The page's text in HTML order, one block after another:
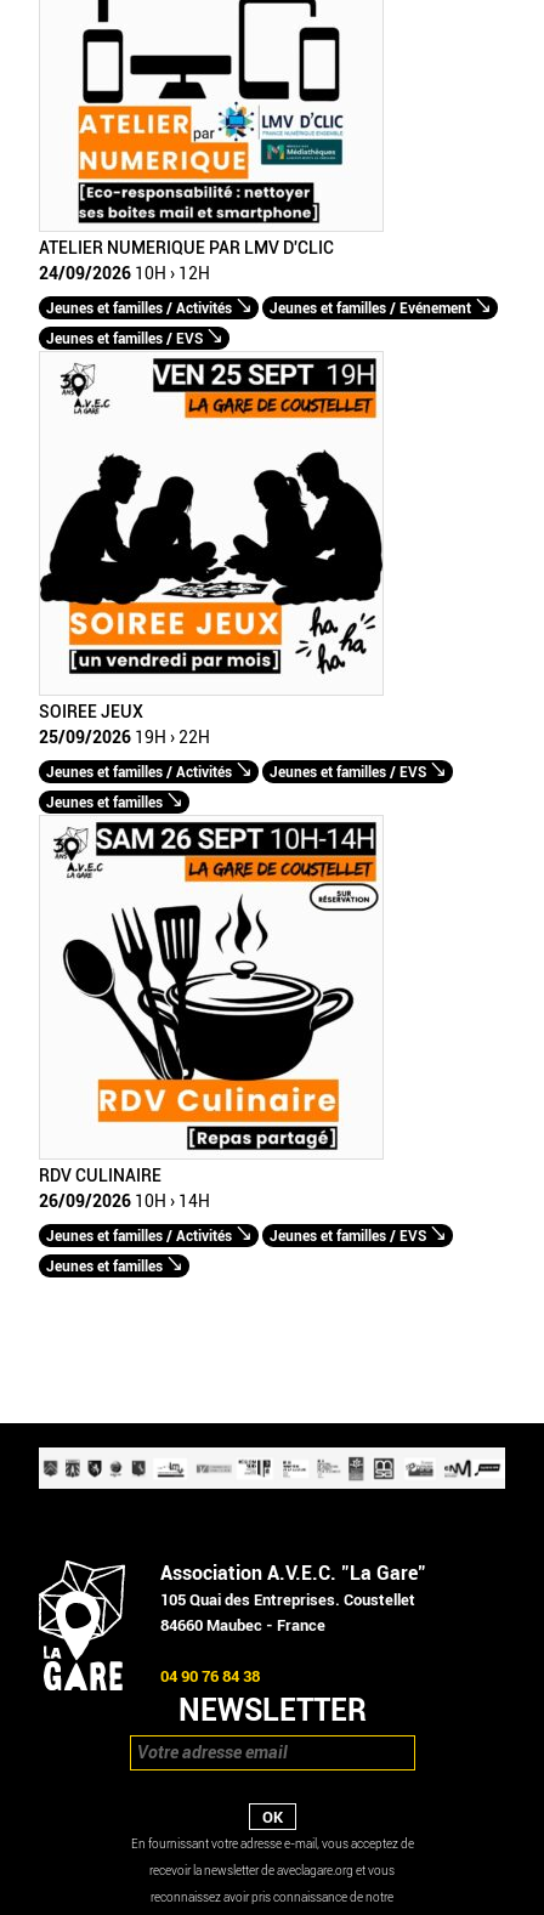
ATELIER NUMERIQUE PAR LMV D'CLIC
24/09/2026 10H › 12H
Jeunes et familles / Activités
Jeunes et familles / Evénement
Jeunes et familles / EVS
SOIREE JEUX
25/09/2026 19H › 22H
Jeunes et familles / Activités
Jeunes et familles / EVS
Jeunes et familles
RDV CULINAIRE
26/09/2026 10H › 14H
Jeunes et familles / Activités
Jeunes et familles / EVS
Jeunes et familles
Association A.V.E.C. "La Gare"
105 Quai des Entreprises. Coustellet
84660 Maubec - France
04 90 76 84 38
NEWSLETTER
En fournissant votre adresse e-mail, vous acceptez de
recevoir la newsletter de aveclagare.org et vous
reconnaissez avoir pris connaissance de notre